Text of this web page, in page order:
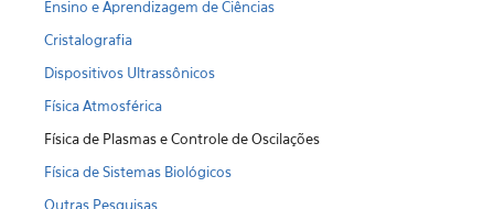
Ensino e Aprendizagem de Ciências
Cristalografia
Dispositivos Ultrassônicos
Física Atmosférica
Física de Plasmas e Controle de Oscilações
Física de Sistemas Biológicos
Outras Pesquisas